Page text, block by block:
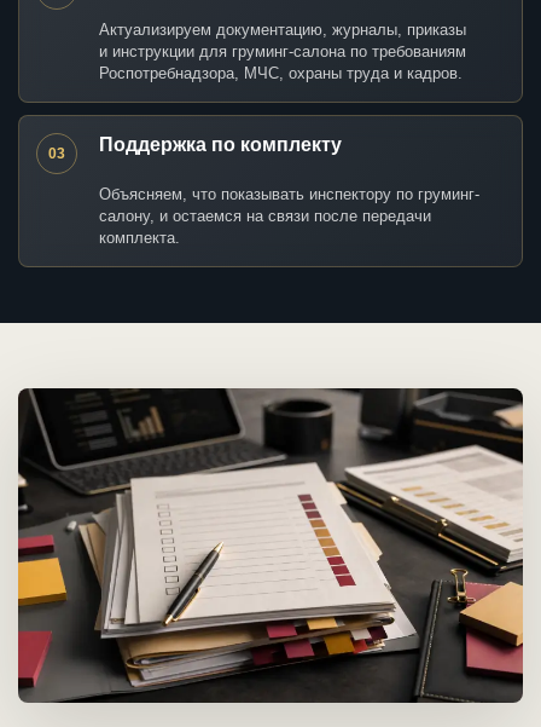
Актуализируем документацию, журналы, приказы
и инструкции для груминг-салона по требованиям
Роспотребнадзора, МЧС, охраны труда и кадров.
03 Поддержка по комплекту
Объясняем, что показывать инспектору по груминг-
салону, и остаемся на связи после передачи
комплекта.